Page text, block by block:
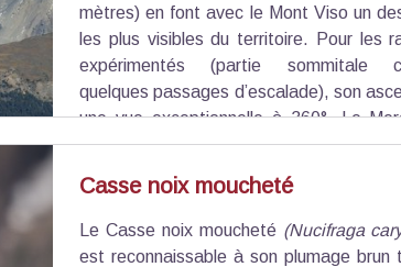
en plein écran
mètres) en font avec le Mont Viso un
les plus visibles du territoire. Pour les
expérimentés (partie sommitale
quelques passages d’escalade), son
une vue exceptionnelle à 360°. Le
Ecrins, le Mont Rose, la Grande Casse,
Font Sancte, le Bric Bouchet et le Mont
massifs et sommets visibles du sommet
Casse noix moucheté
Le Casse noix moucheté (Nucifraga
est reconnaissable à son plumage brun